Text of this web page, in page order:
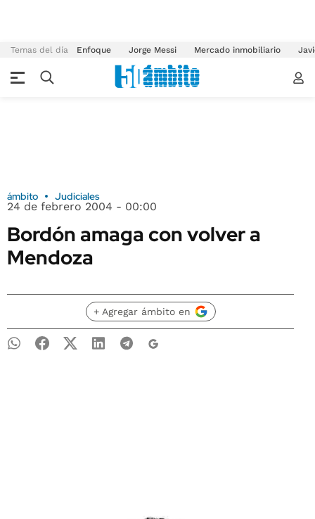
Temas del día Enfoque Jorge Messi Mercado inmobiliario
ámbito Judiciales
24 de febrero 2004 - 00:00
Bordón amaga con volver a
Mendoza
+ Agregar ámbito en